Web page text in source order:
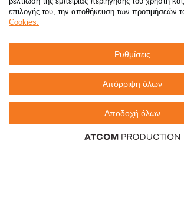
Καταστήματα
eMarket
(μόνο από σταθερό, χωρίς
214 100 9999 (αστική χρέωση)
επιλογής του, την αποθήκευση των προτιμήσεών
Cookies.
Ρυθμίσεις
Απόρριψη όλων
Αποδοχή όλων